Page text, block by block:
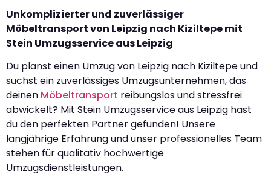
Unkomplizierter und zuverlässiger
Möbeltransport von Leipzig nach Kiziltepe mit
Stein Umzugsservice aus Leipzig
Du planst einen Umzug von Leipzig nach Kiziltepe und
suchst ein zuverlässiges Umzugsunternehmen, das
deinen Möbeltransport reibungslos und stressfrei
abwickelt? Mit Stein Umzugsservice aus Leipzig hast
du den perfekten Partner gefunden! Unsere
langjährige Erfahrung und unser professionelles Team
stehen für qualitativ hochwertige
Umzugsdienstleistungen.